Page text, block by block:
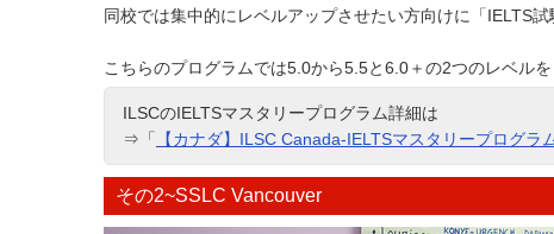
同校では集中的にレベルアップさせたい方向けに「IELTS
こちらのプログラムでは5.0から5.5と6.0＋の2つのレベル
ILSCのIELTSマスタリープログラム詳細は
⇒「
【カナダ】ILSC Canada-IELTSマスタリープログラ
その2~SSLC Vancouver